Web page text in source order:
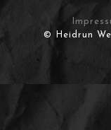
© Heidrun